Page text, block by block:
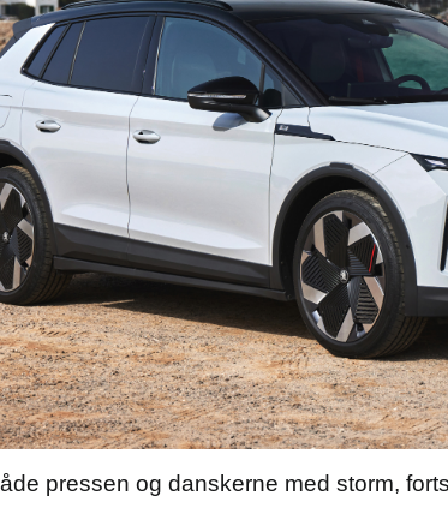
pressen og danskerne med storm,